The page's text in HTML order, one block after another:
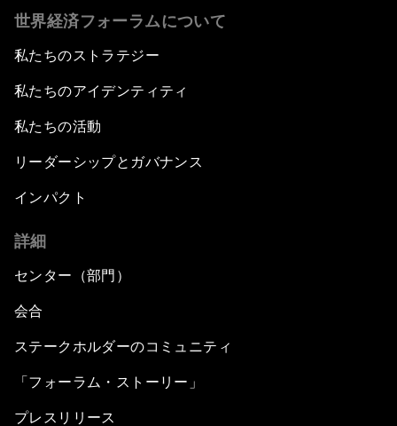
世界経済フォーラムについて
私たちのストラテジー
私たちのアイデンティティ
私たちの活動
リーダーシップとガバナンス
インパクト
詳細
センター（部門）
会合
ステークホルダーのコミュニティ
「フォーラム・ストーリー」
プレスリリース